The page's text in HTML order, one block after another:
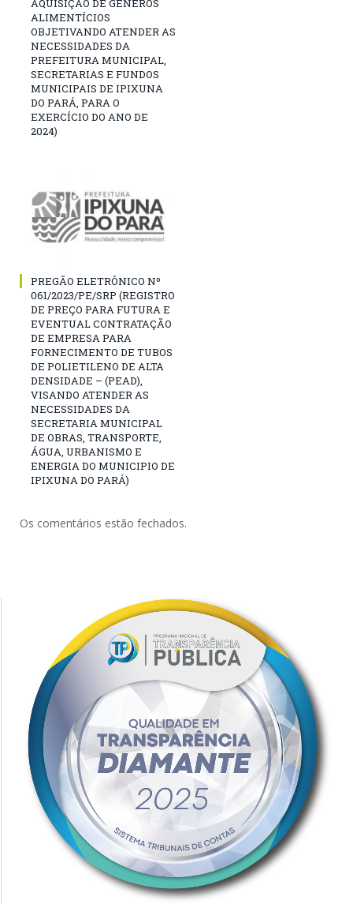
AQUISIÇÃO DE GÊNEROS
ALIMENTÍCIOS
OBJETIVANDO ATENDER AS
NECESSIDADES DA
PREFEITURA MUNICIPAL,
SECRETARIAS E FUNDOS
MUNICIPAIS DE IPIXUNA
DO PARÁ, PARA O
EXERCÍCIO DO ANO DE
2024)
PREGÃO ELETRÔNICO Nº
061/2023/PE/SRP (REGISTRO
DE PREÇO PARA FUTURA E
EVENTUAL CONTRATAÇÃO
DE EMPRESA PARA
FORNECIMENTO DE TUBOS
DE POLIETILENO DE ALTA
DENSIDADE – (PEAD),
VISANDO ATENDER AS
NECESSIDADES DA
SECRETARIA MUNICIPAL
DE OBRAS, TRANSPORTE,
ÁGUA, URBANISMO E
ENERGIA DO MUNICIPIO DE
IPIXUNA DO PARÁ)
Os comentários estão fechados.